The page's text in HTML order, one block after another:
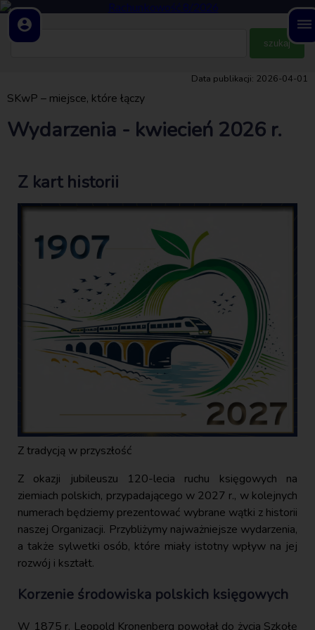
account_circle dehaze
Data publikacji: 2026-04-01
SKwP – miejsce, które łączy
Wydarzenia - kwiecień 2026 r.
Z kart historii
Z tradycją w przyszłość
Z okazji jubileuszu 120-lecia ruchu księgowych na
ziemiach polskich, przypadającego w 2027 r., w kolejnych
numerach będziemy prezentować wybrane wątki z historii
naszej Organizacji. Przybliżymy najważniejsze wydarzenia,
a także sylwetki osób, które miały istotny wpływ na jej
rozwój i kształt.
Korzenie środowiska polskich księgowych
W 1875 r. Leopold Kronenberg powołał do życia Szkołę